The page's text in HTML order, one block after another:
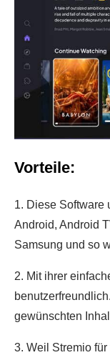
Vorteile:
1. Diese Software
Android, Android
Samsung und so
2. Mit ihrer
gewünschten
3. Weil Stremio